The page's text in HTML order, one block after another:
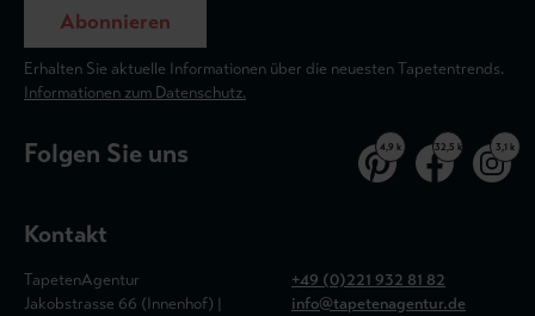
Abonnieren
Erhalten Sie aktuelle Informationen über die neuesten Tapetentrends.
Informationen zum Datenschutz.
Folgen Sie uns 4,9 k 32,5 k 3,1 k
Kontakt
TapetenAgentur
Jakobstrasse 66 (Innenhof) |
+49 (0)221 932 81 82
info@tapetenagentur.de